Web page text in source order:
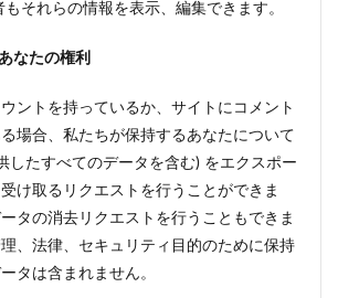
それらの情報を表示、編集できます。
なたの権利
ントを持っているか、サイトにコメント
場合、私たちが保持するあなたについて
したすべてのデータを含む) をエクスポー
け取るリクエストを行うことができま
タの消去リクエストを行うこともできま
、法律、セキュリティ目的のために保持
タは含まれません。